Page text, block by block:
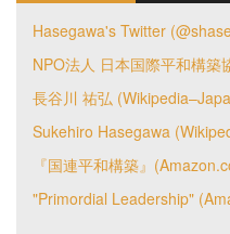
Hasegawa's Twitter
NPO法人 日本国際平和構築
長谷川 祐弘
Sukehiro Hasegawa
『国連平和構築』
"Primordial Leadership"